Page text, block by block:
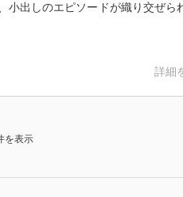
出しのエピソードが織り交ぜら
詳細
を表示